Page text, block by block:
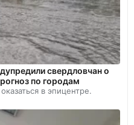
свердловчан о
по городам
в эпицентре.